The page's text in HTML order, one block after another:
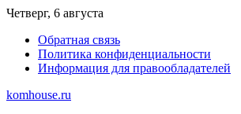
Перейти
содержимому
Четверг, 6 августа
Обратная связь
Политика конфиденциальности
Информация для правообладателей
komhouse.ru